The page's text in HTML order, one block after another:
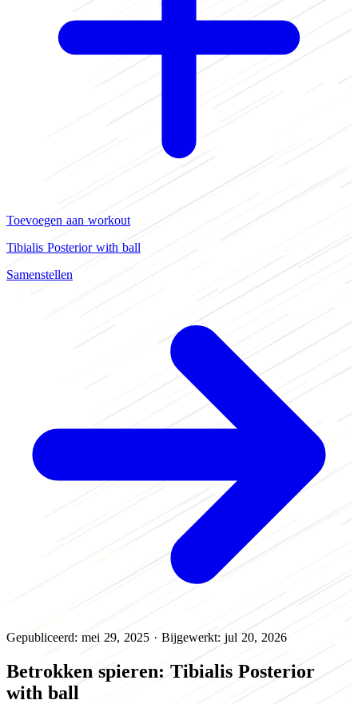
Toevoegen aan workout
Tibialis Posterior with ball
Samenstellen
Gepubliceerd: mei 29, 2025 · Bijgewerkt: jul 20, 2026
Betrokken spieren: Tibialis Posterior
with ball